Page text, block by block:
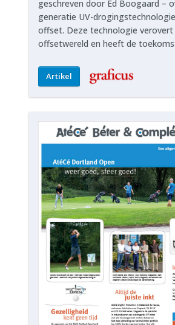
geschreven door Ed Boogaard –
generatie UV-
offset. Deze technologie verovert
offsetwereld en heeft de
Artikel